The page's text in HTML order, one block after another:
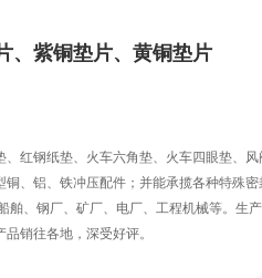
、紫铜垫片、黄铜垫片
、红钢纸垫、火车六角垫、火车四眼垫、
铜、铝、铁冲压配件；并能承揽各种特殊
舶、钢厂、矿厂、电厂、工程机械等。生
销往各地，深受好评。